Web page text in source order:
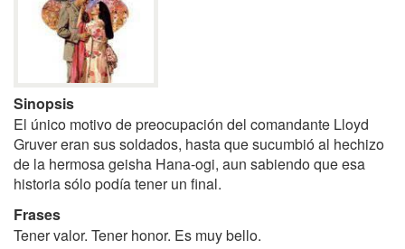
Sinopsis
El único motivo de preocupación del comandante Lloyd
Gruver eran sus soldados, hasta que sucumbió al hechizo
de la hermosa geisha Hana-ogi, aun sabiendo que esa
historia sólo podía tener un final.
Frases
Tener valor. Tener honor. Es muy bello.